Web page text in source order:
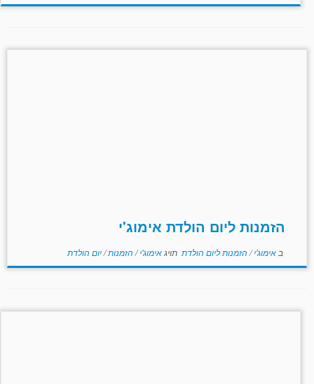
הזמנות ליום הולדת אימוג'י
ב אימוג'י/ הזמנות ליום הולדת תויגאימוג'י/ הזמנות/יום הולדת